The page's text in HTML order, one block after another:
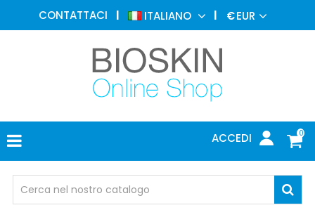
CONTATTACI ITALIANO €EUR
0
ACCEDI
MEDICINA
ESTETICA
DERMATOLOGIA
FOTOTERAPIA
ELETTROMEDICALI
MEDICO
OCCHIALI
DI